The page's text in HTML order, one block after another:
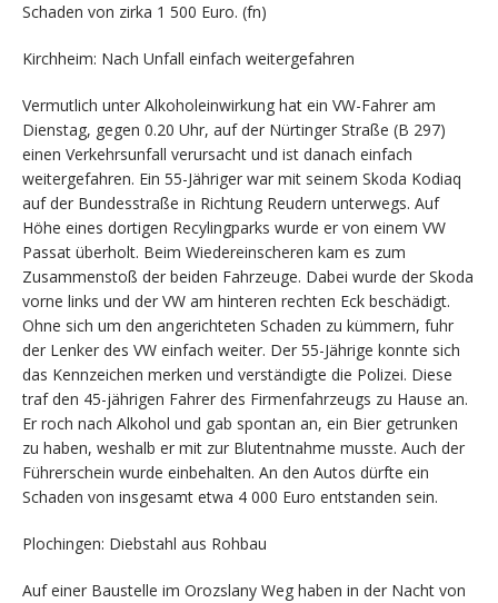
Schaden von zirka 1 500 Euro. (fn)
Kirchheim: Nach Unfall einfach weitergefahren
Vermutlich unter Alkoholeinwirkung hat ein VW-Fahrer am
Dienstag, gegen 0.20 Uhr, auf der Nürtinger Straße (B 297)
einen Verkehrsunfall verursacht und ist danach einfach
weitergefahren. Ein 55-Jähriger war mit seinem Skoda Kodiaq
auf der Bundesstraße in Richtung Reudern unterwegs. Auf
Höhe eines dortigen Recylingparks wurde er von einem VW
Passat überholt. Beim Wiedereinscheren kam es zum
Zusammenstoß der beiden Fahrzeuge. Dabei wurde der Skoda
vorne links und der VW am hinteren rechten Eck beschädigt.
Ohne sich um den angerichteten Schaden zu kümmern, fuhr
der Lenker des VW einfach weiter. Der 55-Jährige konnte sich
das Kennzeichen merken und verständigte die Polizei. Diese
traf den 45-jährigen Fahrer des Firmenfahrzeugs zu Hause an.
Er roch nach Alkohol und gab spontan an, ein Bier getrunken
zu haben, weshalb er mit zur Blutentnahme musste. Auch der
Führerschein wurde einbehalten. An den Autos dürfte ein
Schaden von insgesamt etwa 4 000 Euro entstanden sein.
Plochingen: Diebstahl aus Rohbau
Auf einer Baustelle im Orozslany Weg haben in der Nacht von